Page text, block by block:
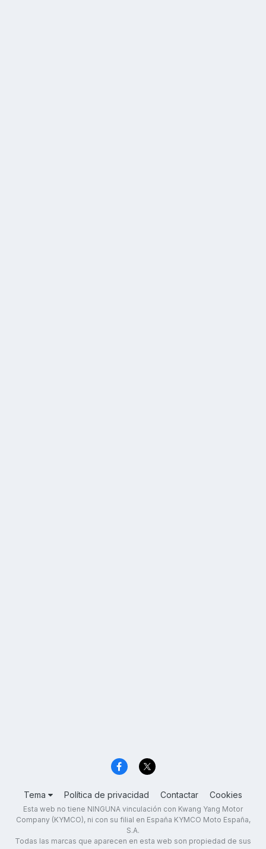
Tema Política de privacidad Contactar Cookies
Esta web no tiene NINGUNA vinculación con Kwang Yang Motor
Company (KYMCO), ni con su filial en España KYMCO Moto España,
S.A.
Todas las marcas que aparecen en esta web son propiedad de sus